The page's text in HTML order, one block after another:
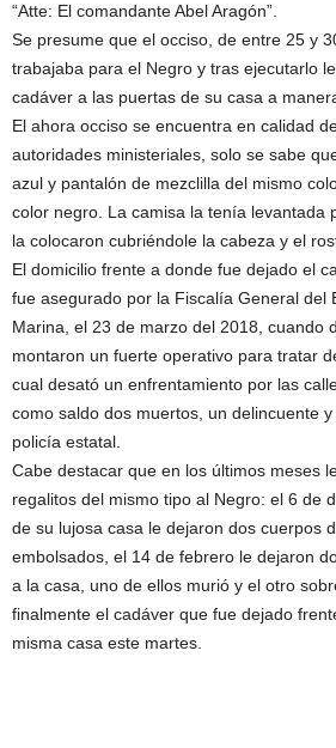
“Atte: El comandante Abel Aragón”.
Se presume que el occiso, de entre 25 y
trabajaba para el Negro y tras ejecutarlo
cadáver a las puertas de su casa a
El ahora occiso se encuentra en calidad
autoridades ministeriales, solo se sabe
azul y pantalón de mezclilla del mismo
color negro. La camisa la tenía levantada
la colocaron cubriéndole la cabeza y el
El domicilio frente a donde fue dejado el
fue asegurado por la Fiscalía General del
Marina, el 23 de marzo del 2018, cuando
montaron un fuerte operativo para tratar
cual desató un enfrentamiento por las
como saldo dos muertos, un delincuente
policía estatal.
Cabe destacar que en los últimos meses
regalitos del mismo tipo al Negro: el 6 de
de su lujosa casa le dejaron dos cuerpos
embolsados, el 14 de febrero le dejaron
a la casa, uno de ellos murió y el otro
finalmente el cadáver que fue dejado
misma casa este martes.